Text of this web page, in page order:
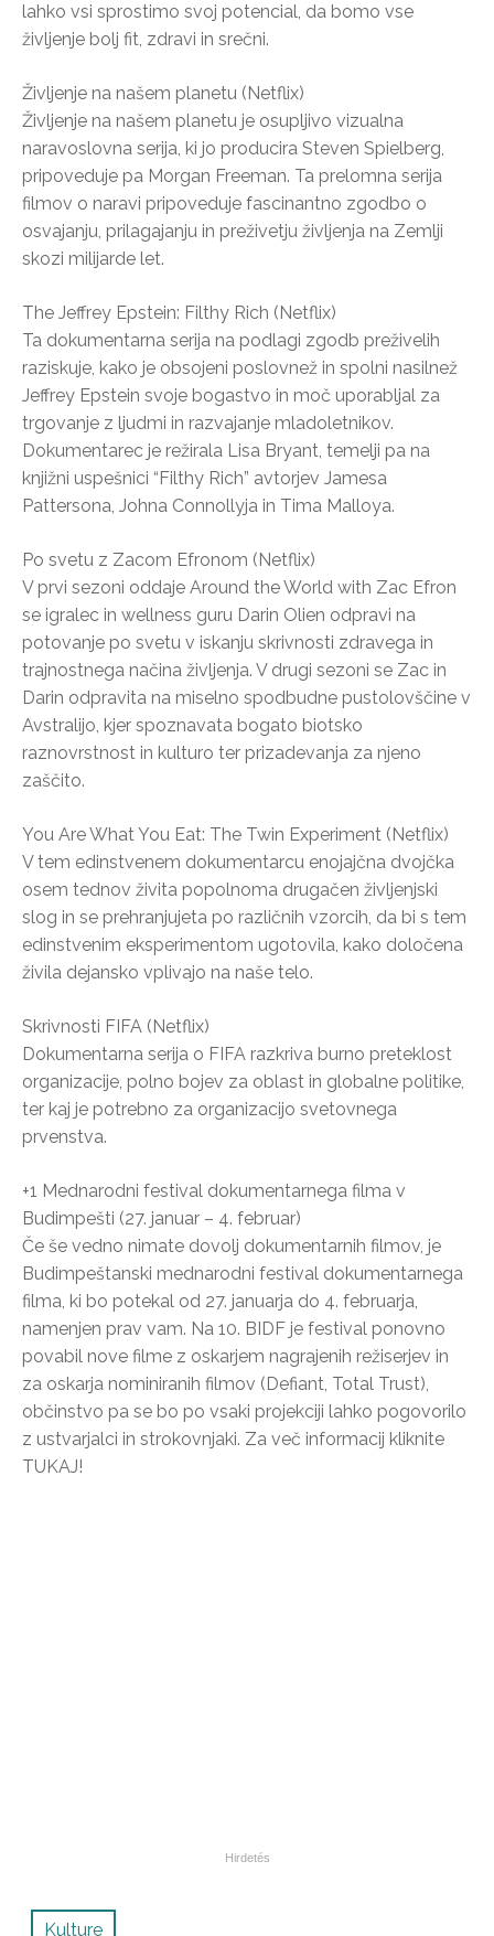
lahko vsi sprostimo svoj potencial, da bomo vse
življenje bolj fit, zdravi in srečni.
Življenje na našem planetu (Netflix)
Življenje na našem planetu je osupljivo vizualna
naravoslovna serija, ki jo producira Steven Spielberg,
pripoveduje pa Morgan Freeman. Ta prelomna serija
filmov o naravi pripoveduje fascinantno zgodbo o
osvajanju, prilagajanju in preživetju življenja na Zemlji
skozi milijarde let.
The Jeffrey Epstein: Filthy Rich (Netflix)
Ta dokumentarna serija na podlagi zgodb preživelih
raziskuje, kako je obsojeni poslovnež in spolni nasilnež
Jeffrey Epstein svoje bogastvo in moč uporabljal za
trgovanje z ljudmi in razvajanje mladoletnikov.
Dokumentarec je režirala Lisa Bryant, temelji pa na
knjižni uspešnici “Filthy Rich” avtorjev Jamesa
Pattersona, Johna Connollyja in Tima Malloya.
Po svetu z Zacom Efronom (Netflix)
V prvi sezoni oddaje Around the World with Zac Efron
se igralec in wellness guru Darin Olien odpravi na
potovanje po svetu v iskanju skrivnosti zdravega in
trajnostnega načina življenja. V drugi sezoni se Zac in
Darin odpravita na miselno spodbudne pustolovščine v
Avstralijo, kjer spoznavata bogato biotsko
raznovrstnost in kulturo ter prizadevanja za njeno
zaščito.
You Are What You Eat: The Twin Experiment (Netflix)
V tem edinstvenem dokumentarcu enojajčna dvojčka
osem tednov živita popolnoma drugačen življenjski
slog in se prehranjujeta po različnih vzorcih, da bi s tem
edinstvenim eksperimentom ugotovila, kako določena
živila dejansko vplivajo na naše telo.
Skrivnosti FIFA (Netflix)
Dokumentarna serija o FIFA razkriva burno preteklost
organizacije, polno bojev za oblast in globalne politike,
ter kaj je potrebno za organizacijo svetovnega
prvenstva.
+1 Mednarodni festival dokumentarnega filma v
Budimpešti (27. januar – 4. februar)
Če še vedno nimate dovolj dokumentarnih filmov, je
Budimpeštanski mednarodni festival dokumentarnega
filma, ki bo potekal od 27. januarja do 4. februarja,
namenjen prav vam. Na 10. BIDF je festival ponovno
povabil nove filme z oskarjem nagrajenih režiserjev in
za oskarja nominiranih filmov (Defiant, Total Trust),
občinstvo pa se bo po vsaki projekciji lahko pogovorilo
z ustvarjalci in strokovnjaki. Za več informacij kliknite
TUKAJ!
Kulture